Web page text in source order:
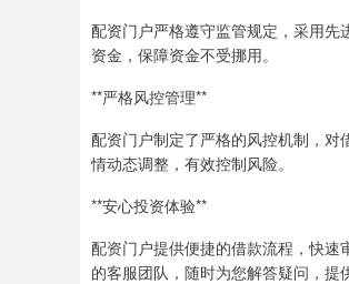
配资门户严格遵守监管规定，采用
资金，保障资金不受挪用。
**严格风控管理**
配资门户制定了严格的风控机制，
情动态调整，有效控制风险。
**安心投资体验**
配资门户提供便捷的借款流程，快
的客服团队，随时为您解答疑问，提